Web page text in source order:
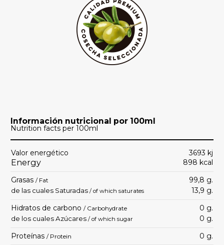
Información nutricional por 100ml
Nutrition facts per 100ml
Valor energético
Energy
3693 kj
898 kcal
Grasas / Fat 99,8 g.
de las cuales Saturadas / of which saturates
13,9 g.
Hidratos de carbono / Carbohydrate 0 g.
de los cuales Azúcares / of which sugar
0 g.
Proteínas / Protein
0 g.